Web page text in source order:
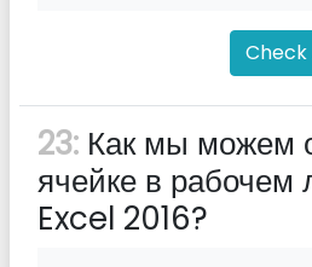
Check
23: Как мы можем
ячейке в
Excel 2016?